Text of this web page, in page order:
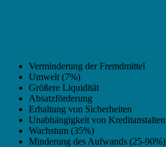
Verminderung der Fremdmittel
Umwelt (7%)
Größere Liquidität
Absatzförderung
Erhaltung von Sicherheiten
Unabhängigkeit von Kreditanstalten
Wachstum (35%)
Minderung des Aufwands (25-90%)